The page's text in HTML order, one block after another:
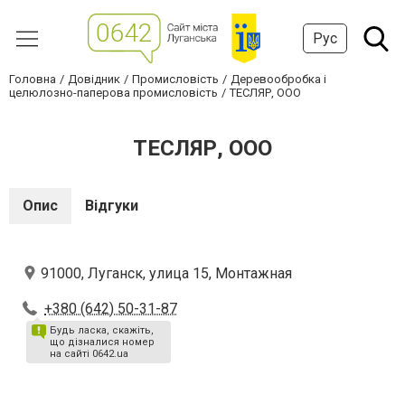
Рус
Головна Довідник Промисловість
Деревообробка і
целюлозно-паперова промисловість
ТЕСЛЯР, ООО
ТЕСЛЯР, ООО
Опис Відгуки
91000, Луганск, улица 15, Монтажная
+380 (642) 50-31-87
Будь ласка, скажіть,
що дізналися номер
на сайті 0642.ua